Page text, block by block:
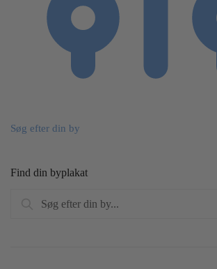
Søg efter din by
Find din byplakat